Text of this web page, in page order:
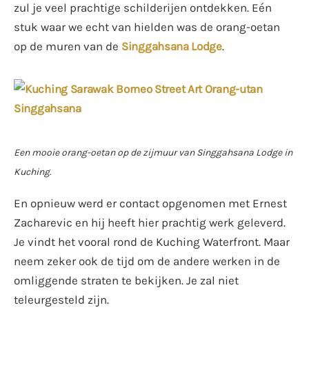
zul je veel prachtige schilderijen ontdekken. Eén
stuk waar we echt van hielden was de orang-oetan
op de muren van de Singgahsana Lodge.
Een mooie orang-oetan op de zijmuur van Singgahsana Lodge in
Kuching.
En opnieuw werd er contact opgenomen met Ernest
Zacharevic en hij heeft hier prachtig werk geleverd.
Je vindt het vooral rond de Kuching Waterfront. Maar
neem zeker ook de tijd om de andere werken in de
omliggende straten te bekijken. Je zal niet
teleurgesteld zijn.